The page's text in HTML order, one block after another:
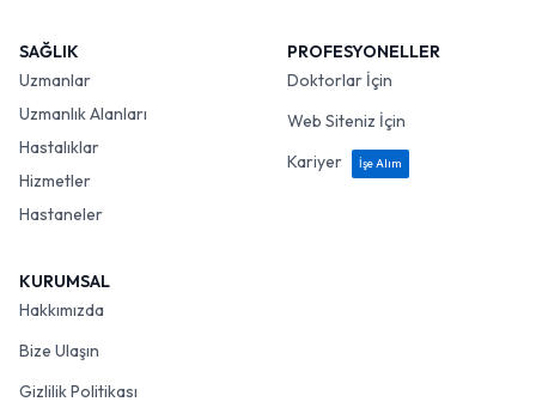
SAĞLIK
Uzmanlar
Uzmanlık Alanları
Hastalıklar
Hizmetler
Hastaneler
PROFESYONELLER
Doktorlar İçin
Web Siteniz İçin
Kariyer
İşe Alım
KURUMSAL
Hakkımızda
Bize Ulaşın
Gizlilik Politikası